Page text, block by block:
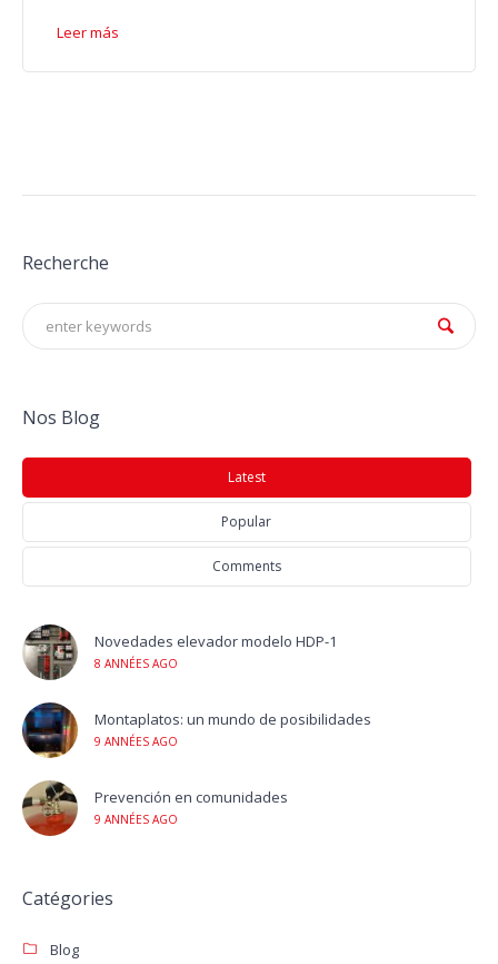
Leer más
Recherche
Nos Blog
Latest
Popular
Comments
Novedades elevador modelo HDP-1
8 ANNÉES AGO
Montaplatos: un mundo de posibilidades
9 ANNÉES AGO
Prevención en comunidades
9 ANNÉES AGO
Catégories
Blog